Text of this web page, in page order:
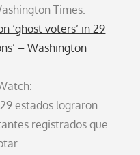
Times.
‘ghost voters’ in 29
– Washington
estados lograron
registrados que